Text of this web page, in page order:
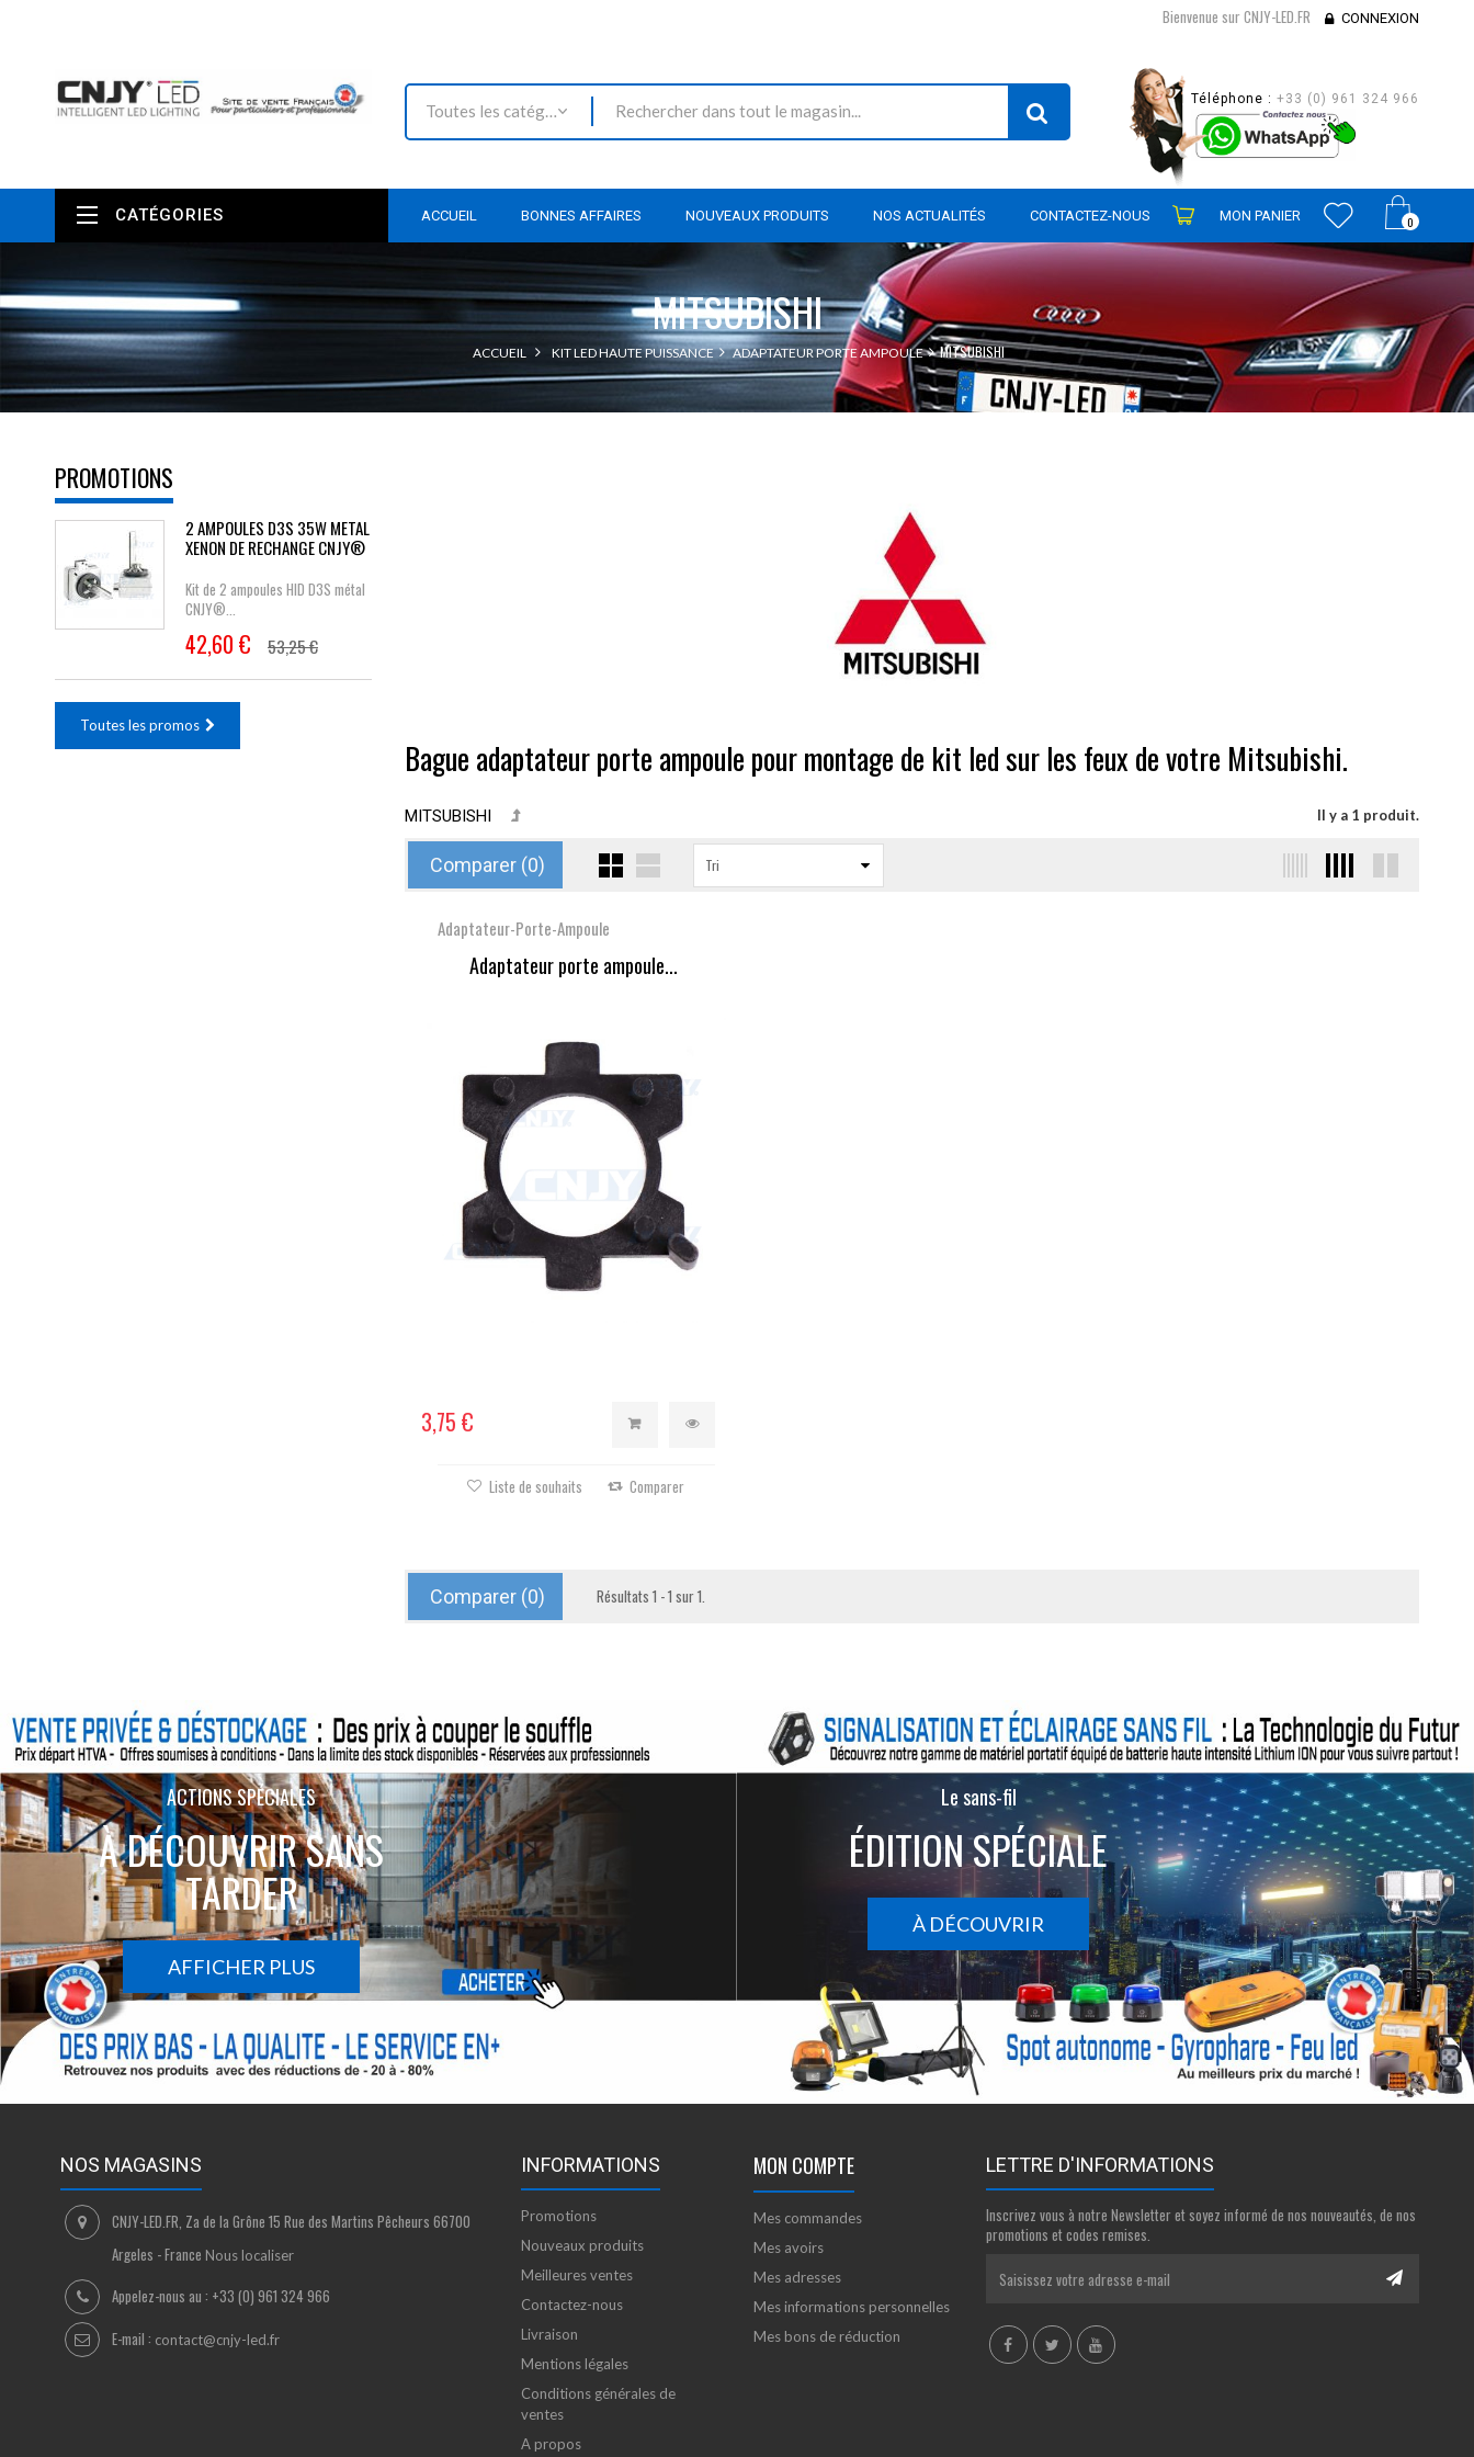
Bienvenue sur CNJY-LED.FR CONNEXION
Toutes les catégories
Téléphone : +33 (0) 961 324 966
0
ACCUEIL BONNES AFFAIRES NOUVEAUX PRODUITS NOS ACTUALITÉS CONTACTEZ-NOUS MON PANIER
CATÉGORIES
MITSUBISHI
ACCUEIL KIT LED HAUTE PUISSANCE ADAPTATEUR PORTE AMPOULE MITSUBISHI
PROMOTIONS
2 AMPOULES D3S 35W METAL
XENON DE RECHANGE CNJY®
Kit de 2 ampoules HID D3S métal
CNJY®...
42,60 € 53,25 €
Toutes les promos
Bague adaptateur porte ampoule pour montage de kit led sur les feux de votre Mitsubishi.
MITSUBISHI Il y a 1 produit.
Comparer (0) Tri
Adaptateur-Porte-Ampoule
Adaptateur porte ampoule...
3,75 €
Liste de souhaits Comparer
Comparer (0) Résultats 1 - 1 sur 1.
ACTIONS SPÉCIALES
À DÉCOUVRIR SANS
TARDER
AFFICHER PLUS
Le sans-fil
ÉDITION SPÉCIALE
À DÉCOUVRIR
NOS MAGASINS
CNJY-LED.FR, Za de la Grône 15 Rue des Martins Pêcheurs 66700
Argeles - France Nous localiser
Appelez-nous au : +33 (0) 961 324 966
E-mail : contact@cnjy-led.fr
INFORMATIONS
Promotions
Nouveaux produits
Meilleures ventes
Contactez-nous
Livraison
Mentions légales
Conditions générales de
ventes
A propos
MON COMPTE
Mes commandes
Mes avoirs
Mes adresses
Mes informations personnelles
Mes bons de réduction
LETTRE D'INFORMATIONS
Inscrivez vous à notre Newsletter et soyez informé de nos nouveautés, de nos
promotions et codes remises.